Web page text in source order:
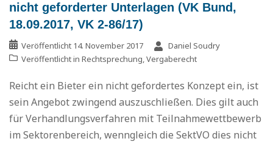
nicht geforderter Unterlagen (VK Bund,
18.09.2017, VK 2-86/17)
Veröffentlicht 14. November 2017
Daniel Soudry
Veröffentlicht in Rechtsprechung,Vergaberecht
Reicht ein Bieter ein nicht gefordertes Konzept ein, ist
sein Angebot zwingend auszuschließen. Dies gilt auch
für Verhandlungsverfahren mit Teilnahmewettbewerb
im Sektorenbereich, wenngleich die SektVO dies nicht